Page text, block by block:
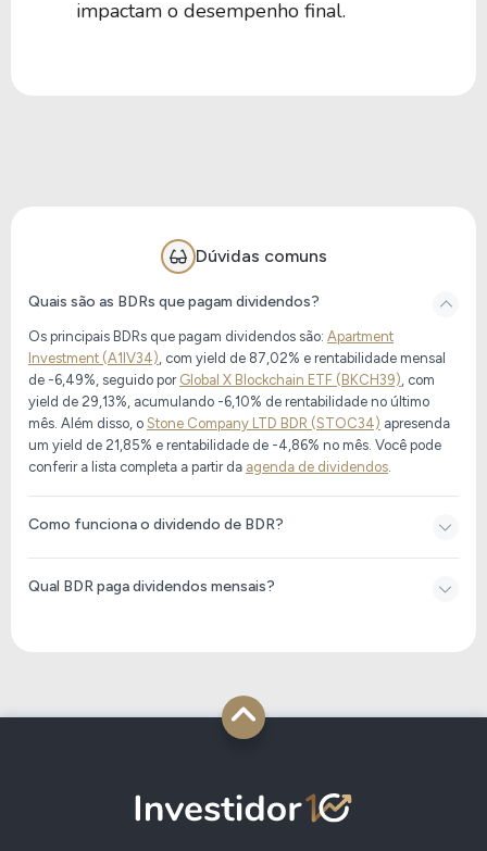
3,42%
L1KQ34 3,41%
BHEW39 3,40%
H1RB34 3,39% 3,83%
E1MN34 3,38%
3,33%
impactam o desempenho final.
Dúvidas comuns
Quais são as BDRs que pagam dividendos?
Os principais BDRs que pagam dividendos são: Apartment
Investment (A1IV34) , com yield de 87,02% e rentabilidade mensal
de -6,49%, seguido por Global X Blockchain ETF (BKCH39) , com
yield de 29,13%, acumulando -6,10% de rentabilidade no último
mês. Além disso, o Stone Company LTD BDR (STOC34) apresenda
um yield de 21,85% e rentabilidade de -4,86% no mês. Você pode
conferir a lista completa a partir da agenda de dividendos
Como funciona o dividendo de BDR?
Qual BDR paga dividendos mensais?